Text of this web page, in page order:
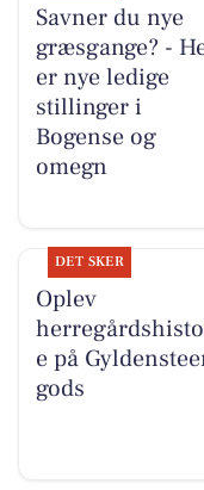
Savner du nye
græsgange? -
er nye ledige
stillinger i
Bogense og
omegn
DET SKER
Oplev
e på
gods